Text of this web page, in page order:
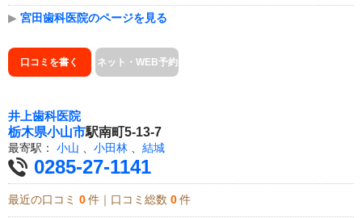
▶ 宮田歯科医院のページを見る
口コミを書く ネット・WEB予約
井上歯科医院
栃木県小山市駅南町5-13-7
最寄駅： 小山 小田林 結城
0285-27-1141
最近の口コミ 0 件｜口コミ総数 0 件